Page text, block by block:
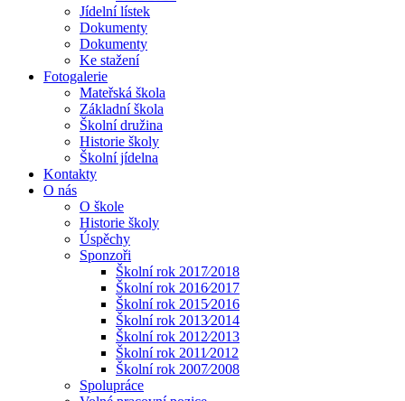
Jídelní lístek
Dokumenty
Dokumenty
Ke stažení
Fotogalerie
Mateřská škola
Základní škola
Školní družina
Historie školy
Školní jídelna
Kontakty
O nás
O škole
Historie školy
Úspěchy
Sponzoři
Školní rok 2017⁄2018
Školní rok 2016⁄2017
Školní rok 2015⁄2016
Školní rok 2013⁄2014
Školní rok 2012⁄2013
Školní rok 2011⁄2012
Školní rok 2007⁄2008
Spolupráce